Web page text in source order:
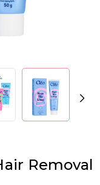
Removal